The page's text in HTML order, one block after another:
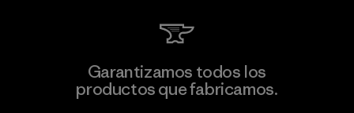
Garantizamos todos los
productos que fabricamos.